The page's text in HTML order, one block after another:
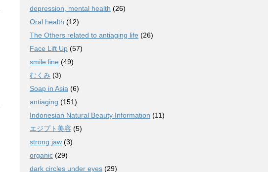
depression, mental health (26)
Oral health (12)
The Others related to antiaging life (26)
Face Lift Up (57)
smile line (49)
むくみ (3)
Soap in Asia (6)
antiaging (151)
Indonesian Natural Beauty Information (11)
エジプト美容 (5)
strong jaw (3)
organic (29)
dark circles under eyes (29)